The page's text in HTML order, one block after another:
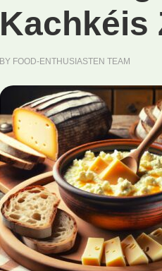
Kachkéis
BY FOOD-ENTHUSIASTEN TEAM